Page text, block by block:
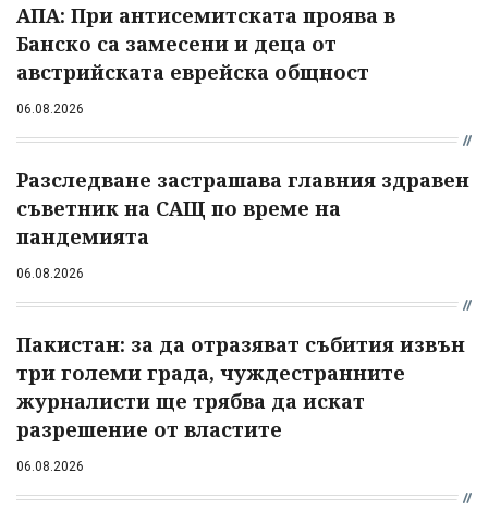
АПА: При антисемитската проява в
Банско са замесени и деца от
австрийската еврейска общност
06.08.2026
Разследване застрашава главния здравен
съветник на САЩ по време на
пандемията
06.08.2026
Пакистан: за да отразяват събития извън
три големи града, чуждестранните
журналисти ще трябва да искат
разрешение от властите
06.08.2026